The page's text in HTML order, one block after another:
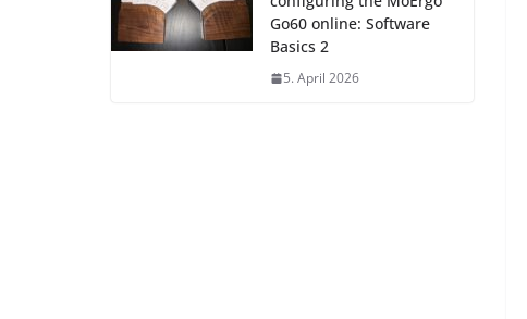
Go60 online: Software
Basics 2
5. April 2026